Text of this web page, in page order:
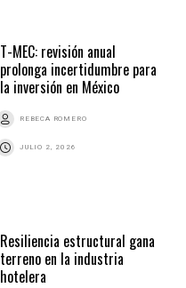
T-MEC: revisión anual
prolonga incertidumbre para
la inversión en México
REBECA ROMERO
JULIO 2, 2026
Resiliencia estructural gana
terreno en la industria
hotelera